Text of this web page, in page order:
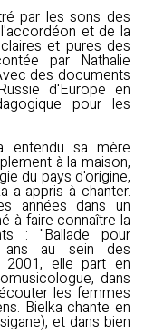
par les sons des
et de la
et pures des
par Nathalie
des documents
d'Europe en
pour les
entendu sa mère
à la maison,
du pays d'origine,
a appris à chanter.
années dans un
à faire connaître la
: "Ballade pour
ans au sein des
2001, elle part en
dans
les femmes
Bielka chante en
et dans bien